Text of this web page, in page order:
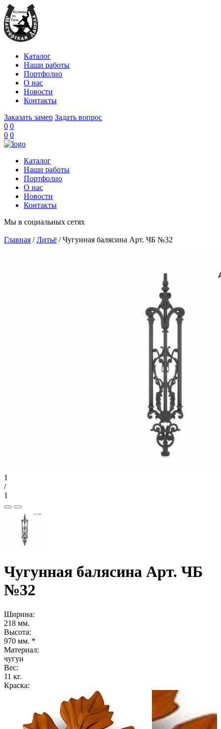
Каталог
Наши работы
Портфолио
О нас
Новости
Контакты
Заказать замер Задать вопрос
0 0
0 0
Каталог
Наши работы
Портфолио
О нас
Новости
Контакты
Мы в социальных сетях
Главная /Литьё /Чугунная балясина Арт. ЧБ №32
1
/
1
Чугунная балясина Арт. ЧБ
№32
Ширина:
218 мм.
Высота:
970 мм. *
Материал:
чугун
Вес:
11 кг.
Краска: